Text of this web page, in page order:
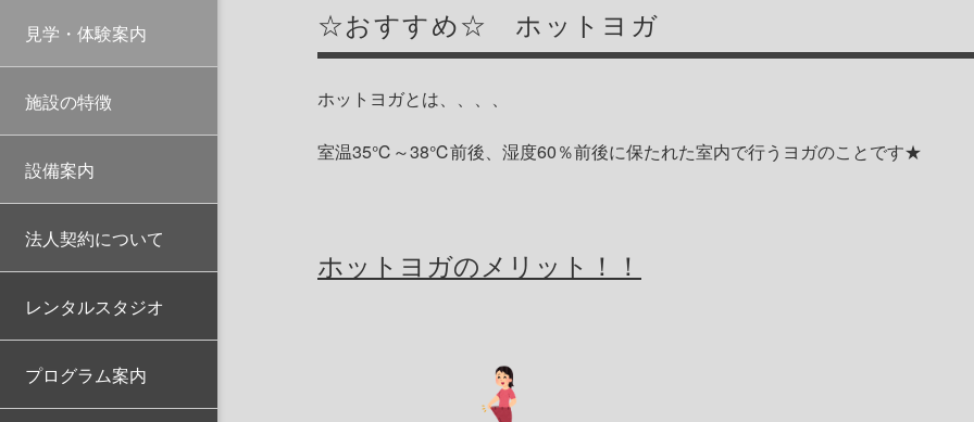
見学・体験案内
施設の特徴
設備案内
法人契約について
レンタルスタジオ
プログラム案内
☆おすすめ☆ ホットヨガ
ホットヨガとは、、、、
室温35℃～38℃前後、湿度60％前後に保たれた室内で行うヨガのことです★
ホットヨガのメリット！！